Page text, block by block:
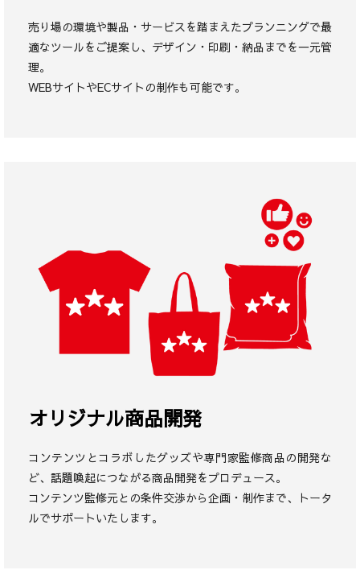
売り場の環境や製品・サービスを踏まえたプランニングで最
適なツールをご提案し、デザイン・印刷・納品までを一元管
理。
WEBサイトやECサイトの制作も可能です。
オリジナル商品開発
コンテンツとコラボしたグッズや専門家監修商品の開発な
ど、話題喚起につながる商品開発をプロデュース。
コンテンツ監修元との条件交渉から企画・制作まで、トータ
ルでサポートいたします。